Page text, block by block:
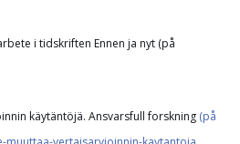
i tidskriften Ennen ja nyt (på
käytäntöjä. Ansvarsfull forskning (på